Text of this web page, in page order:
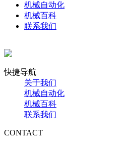
机械自动化
机械百科
联系我们
快捷导航
关于我们
机械自动化
机械百科
联系我们
CONTACT